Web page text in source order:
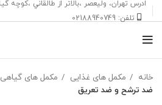
ادرس تهران، ‎وليعصر ،بالاتر از طالقاني ،كوچه گيلان،پلاک ۱،داروخانه شفا مركزي
تلفن: 02188940749
خانه مکمل های غذایی مکمل های گیاهی
ضد ترشح و ضد تعریق